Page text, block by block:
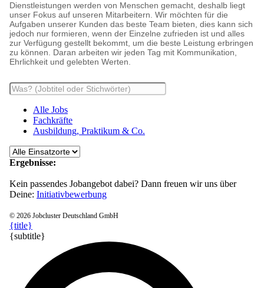
Dienstleistungen werden von Menschen gemacht, deshalb liegt
unser Fokus auf unseren Mitarbeitern. Wir möchten für die
Aufgaben unserer Kunden das beste Team bieten, dies kann sich
jedoch nur formieren, wenn der Einzelne zufrieden ist und alles
zur Verfügung gestellt bekommt, um die beste Leistung erbringen
zu können. Daran arbeiten wir jeden Tag mit Kommunikation,
Ehrlichkeit und gelebten Werten.